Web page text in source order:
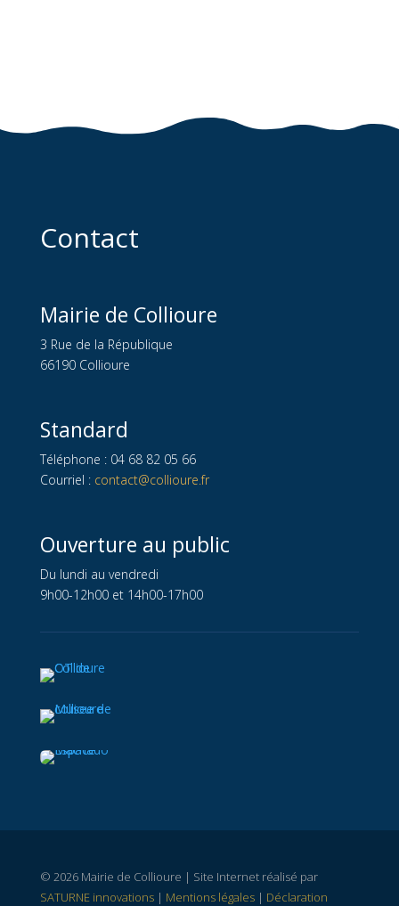
Contact
Mairie de Collioure
3 Rue de la République
66190 Collioure
Standard
Téléphone : 04 68 82 05 66
Courriel : contact@collioure.fr
Ouverture au public
Du lundi au vendredi
9h00-12h00 et 14h00-17h00
© 2026 Mairie de Collioure | Site Internet réalisé par
SATURNE innovations| Mentions légales| Déclaration